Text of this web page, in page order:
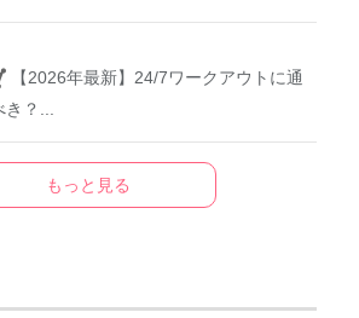
【2026年最新】24/7ワークアウトに通
き？...
もっと見る